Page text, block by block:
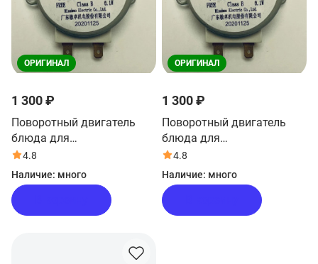
ОРИГИНАЛ
1 300 ₽
Поворотный двигатель
блюда для
микроволновой печи Haier
HMX-DG207W
4.8
Наличие: много
ОРИГИНАЛ
1 300 ₽
Поворотный двигатель
блюда для
микроволновой печи Haier
HMX-MG207S
4.8
Наличие: много